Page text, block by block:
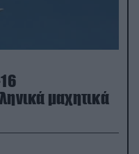
μαχητικά